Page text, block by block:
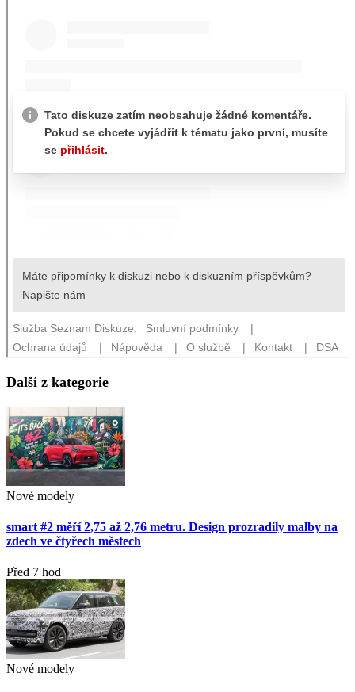
Další z kategorie
Nové modely
smart #2 měří 2,75 až 2,76 metru. Design prozradily malby na
zdech ve čtyřech městech
Před 7 hod
Nové modely